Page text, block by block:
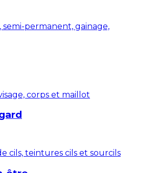
semi-permanent, gainage,
corps et maillot
cils, teintures cils et sourcils